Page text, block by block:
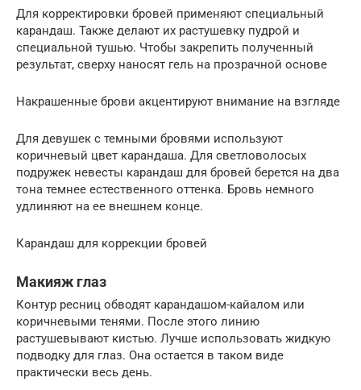
Для корректировки бровей применяют специальный
карандаш. Также делают их растушевку пудрой и
специальной тушью. Чтобы закрепить полученный
результат, сверху наносят гель на прозрачной основе
Накрашенные брови акцентируют внимание на взгляде
Для девушек с темными бровями используют
коричневый цвет карандаша. Для светловолосых
подружек невесты карандаш для бровей берется на два
тона темнее естественного оттенка. Бровь немного
удлиняют на ее внешнем конце.
Карандаш для коррекции бровей
Макияж глаз
Контур ресниц обводят карандашом-кайалом или
коричневыми тенями. После этого линию
растушевывают кистью. Лучше использовать жидкую
подводку для глаз. Она остается в таком виде
практически весь день.